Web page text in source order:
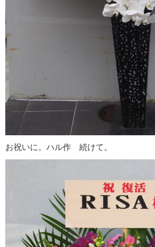
お祝いに。ハル作 続けて。